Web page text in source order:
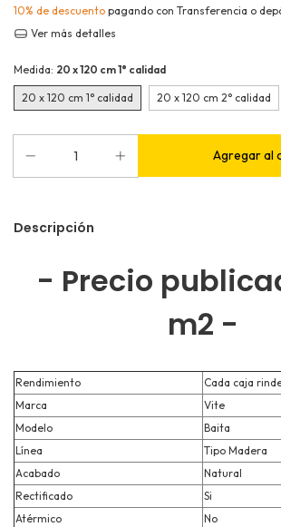
10% de descuento pagando con Transferencia o
Ver más detalles
Medida: 20 x 120 cm 1° calidad
20 x 120 cm 1° calidad 20 x 120 cm 2° calidad
Descripción
- Precio
m2 -
Rendimiento
Cada caja
Marca
Vite
Modelo
Baita
Línea
Tipo Madera
Acabado
Natural
Rectificado
Si
Atérmico
No